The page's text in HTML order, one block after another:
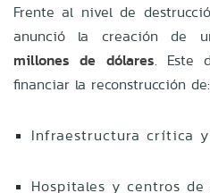
Frente al nivel de
anunció la creación de
millones de dólares. Este
financiar la reconstrucción de:
Infraestructura crítica
Hospitales y centros de